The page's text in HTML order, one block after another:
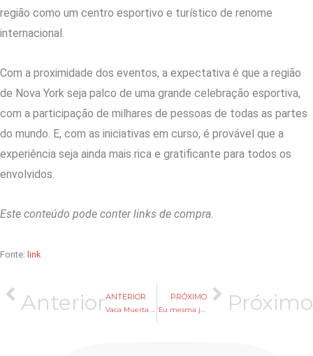
região como um centro esportivo e turístico de renome
internacional.
Com a proximidade dos eventos, a expectativa é que a região
de Nova York seja palco de uma grande celebração esportiva,
com a participação de milhares de pessoas de todas as partes
do mundo. E, com as iniciativas em curso, é provável que a
experiência seja ainda mais rica e gratificante para todos os
envolvidos.
Este conteúdo pode conter links de compra.
Fonte: link
AnteriorANTERIOR PRÓXIMO Próximo